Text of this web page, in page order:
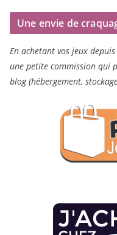
Une envie de
En achetant vos jeux
une petite commission qui
blog (hébergement,